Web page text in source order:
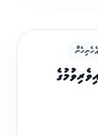
އެހެނިހެން